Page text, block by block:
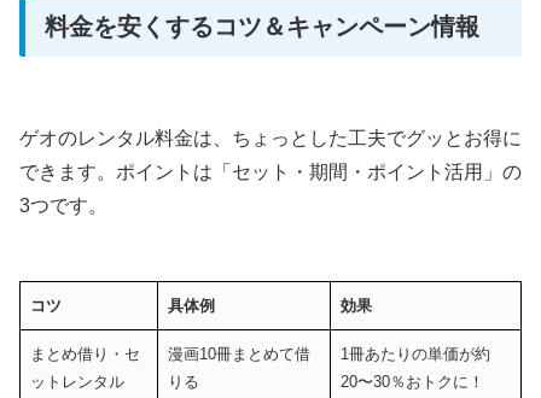
料金を安くするコツ＆キャンペーン情報
ゲオのレンタル料金は、ちょっとした工夫でグッとお得に
できます。ポイントは「セット・期間・ポイント活用」の
3つです。
コツ 具体例 効果
まとめ借り・セ
ットレンタル
漫画10冊まとめて借
りる
1冊あたりの単価が約
20〜30％おトクに！